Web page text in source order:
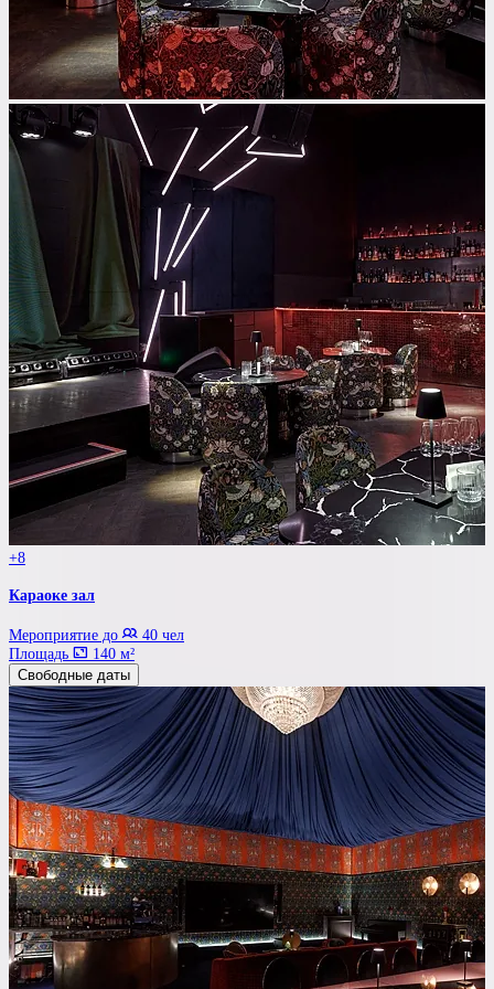
+8
Караоке зал
Мероприятие до
40 чел
Площадь
140 м²
Свободные даты